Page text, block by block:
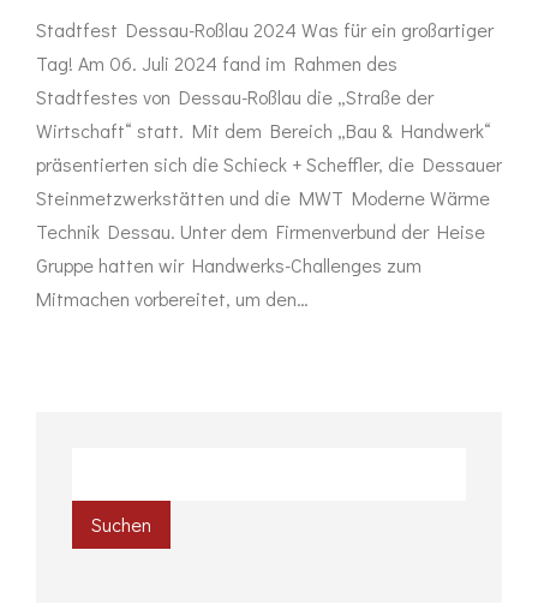
Stadtfest Dessau-Roßlau 2024 Was für ein großartiger
Tag! Am 06. Juli 2024 fand im Rahmen des
Stadtfestes von Dessau-Roßlau die „Straße der
Wirtschaft“ statt. Mit dem Bereich „Bau & Handwerk“
präsentierten sich die Schieck + Scheffler, die Dessauer
Steinmetzwerkstätten und die MWT Moderne Wärme
Technik Dessau. Unter dem Firmenverbund der Heise
Gruppe hatten wir Handwerks-Challenges zum
Mitmachen vorbereitet, um den…
Suchen